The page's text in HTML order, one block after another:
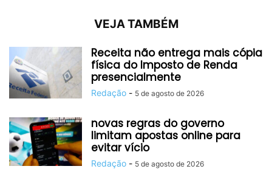
VEJA TAMBÉM
Receita não entrega mais cópia
física do Imposto de Renda
presencialmente
Redação - 5 de agosto de 2026
novas regras do governo
limitam apostas online para
evitar vício
Redação - 5 de agosto de 2026